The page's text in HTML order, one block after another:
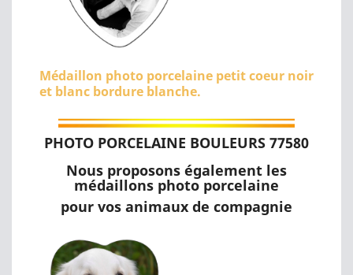
Médaillon photo porcelaine petit coeur noir
et blanc bordure blanche.
PHOTO PORCELAINE BOULEURS 77580
Nous proposons également les
médaillons photo porcelaine
pour vos animaux de compagnie